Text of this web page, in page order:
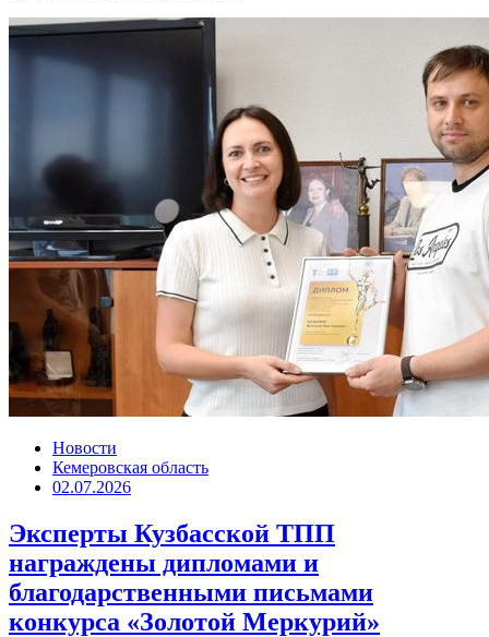
Новости
Кемеровская область
02.07.2026
Эксперты Кузбасской ТПП
награждены дипломами и
благодарственными письмами
конкурса «Золотой Меркурий»